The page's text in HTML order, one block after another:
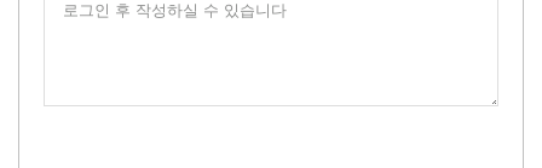
로그인 후 작성하실 수 있습니다